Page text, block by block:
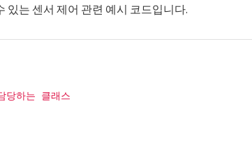
있는 센서 제어 관련 예시 코드입니다.
당하는 클래스